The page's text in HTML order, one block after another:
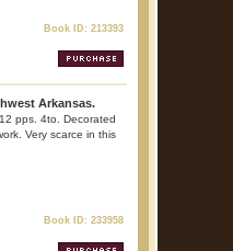
Book ID: 213393
Arkansas.
pps. 4to. Decorated
Very scarce in this
Book ID: 233958